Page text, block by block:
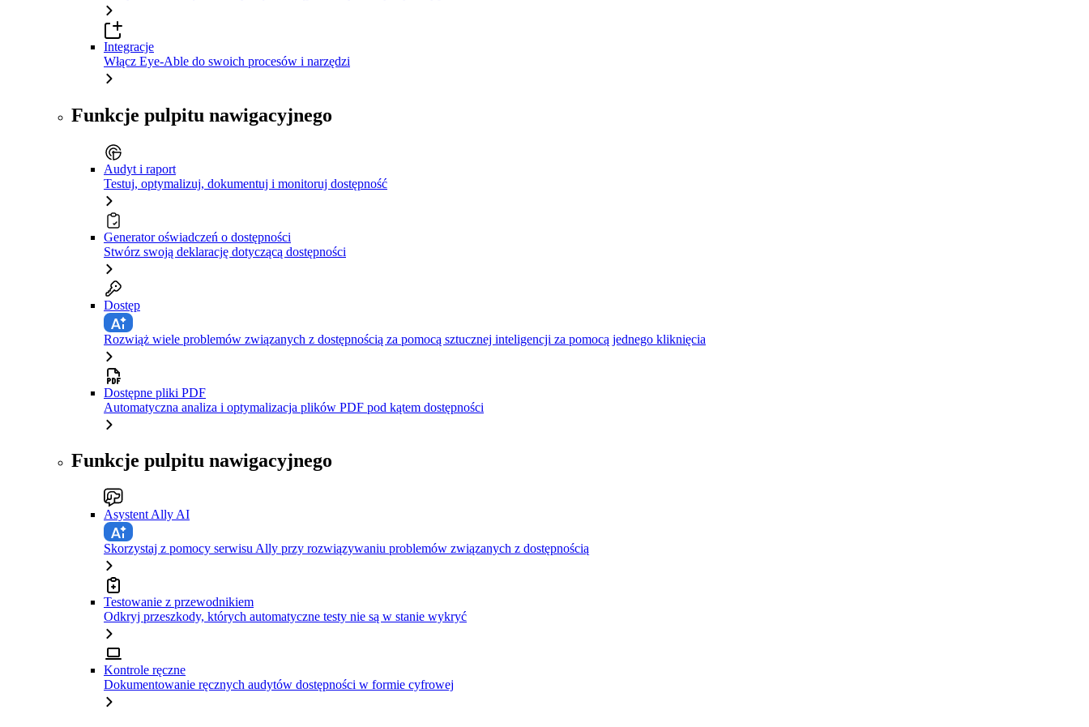
Integracje
Włącz Eye-Able do swoich procesów i narzędzi
Funkcje pulpitu nawigacyjnego
Audyt i raport
Testuj, optymalizuj, dokumentuj i monitoruj dostępność
Generator oświadczeń o dostępności
Stwórz swoją deklarację dotyczącą dostępności
Dostęp
Rozwiąż wiele problemów związanych z dostępnością za pomocą sztucznej inteligencji za pomocą jednego kliknięcia
Dostępne pliki PDF
Automatyczna analiza i optymalizacja plików PDF pod kątem dostępności
Funkcje pulpitu nawigacyjnego
Asystent Ally AI
Skorzystaj z pomocy serwisu Ally przy rozwiązywaniu problemów związanych z dostępnością
Testowanie z przewodnikiem
Odkryj przeszkody, których automatyczne testy nie są w stanie wykryć
Kontrole ręczne
Dokumentowanie ręcznych audytów dostępności w formie cyfrowej